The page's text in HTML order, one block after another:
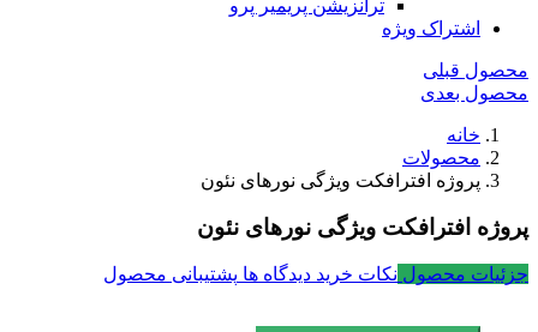
ترانزیشن پریمیر پرو
اشتراک ویژه
محصول قبلی
محصول بعدی
خانه
محصولات
پروژه افترافکت ویژگی نورهای نئون
پروژه افترافکت ویژگی نورهای نئون
جزئیات محصول نکات خرید دیدگاه ها پشتیبانی محصول